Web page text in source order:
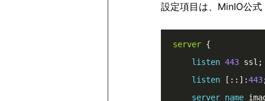
設定項目は、MinIO公
server {
listen 443 ssl;
listen [::]:443
server_name